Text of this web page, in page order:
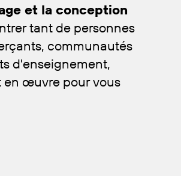
et la conception
tant de personnes
communautés
d'enseignement,
en œuvre pour vous